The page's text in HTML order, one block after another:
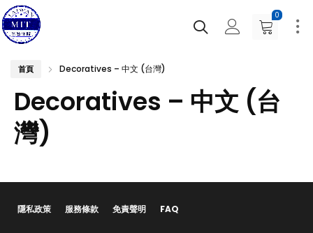
0
首頁 Decoratives – 中文 (台灣)
Decoratives – 中文 (台
灣)
隱私政策 服務條款 免責聲明 FAQ